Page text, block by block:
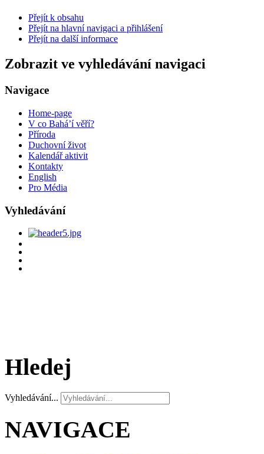
Přejít k obsahu
Přejít na hlavní navigaci a přihlášení
Přejít na další informace
Zobrazit ve vyhledávání navigaci
Navigace
Home-page
V co Bahá’í věří?
Příroda
Duchovní život
Kalendář aktivit
Kontakty
English
Pro Média
Vyhledávání
Hledej
Vyhledávání...
NAVIGACE